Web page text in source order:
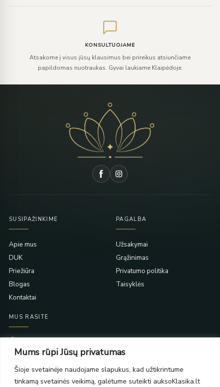
Mums rūpi Jūsų privatumas
Šioje svetainėje naudojame slapukus, kad užtikrintume
tinkamą svetainės veikimą, galėtume suteikti auksoKlasika.lt
KONSULTUOJAME
Atsakome į visus jūsų klausimus bei prireikus atsiunčiame
papildomas nuotraukas. Gyvai laukiame Klaipėdoje.
SUSIPAŽINKIME
Apie mus
DUK
Priežiūra
Blogas
Kontaktai
PAGALBA
Užsakymai
Grąžinimas
Privatumo politika
Taisyklės
MUS RASITE
PC Molas, Klaipėda
PC BIG 2, Klaipėda
Šilutės pl. 35